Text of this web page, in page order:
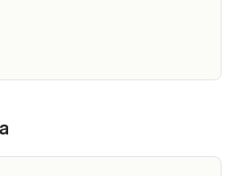
Wiek ciężarnej >35 lat
wyniki badań I trymestru